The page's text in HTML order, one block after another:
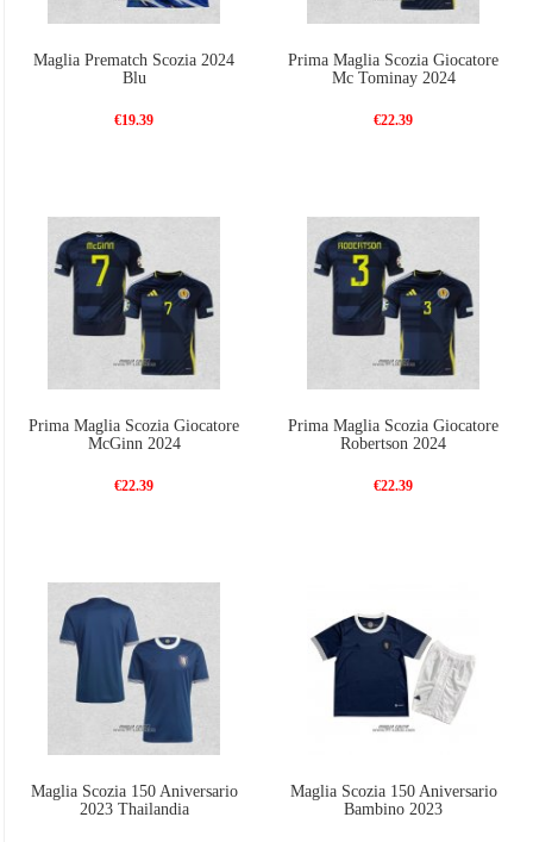
Maglia Prematch Scozia 2024
Blu
€19.39
Prima Maglia Scozia Giocatore
Mc Tominay 2024
€22.39
Prima Maglia Scozia Giocatore
McGinn 2024
€22.39
Prima Maglia Scozia Giocatore
Robertson 2024
€22.39
Maglia Scozia 150 Aniversario
2023 Thailandia
Maglia Scozia 150 Aniversario
Bambino 2023